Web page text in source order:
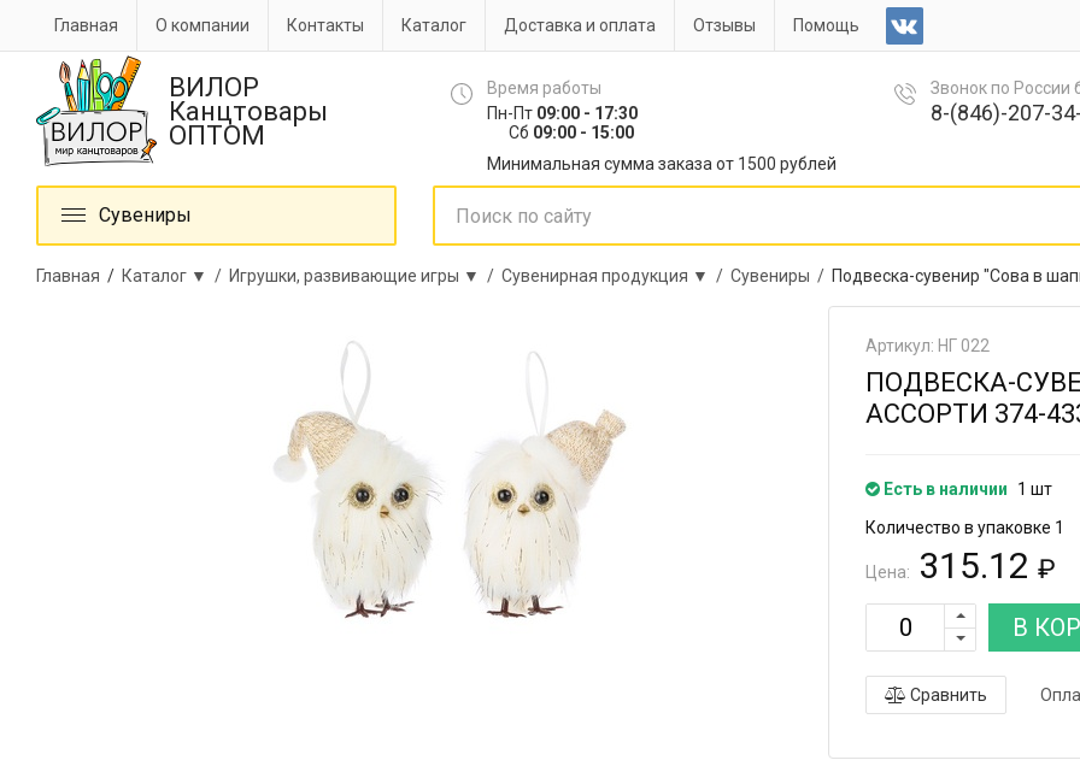
Главная О компании Контакты Каталог Доставка и оплата Отзывы Помощь
ВИЛОР
Канцтовары
ОПТОМ
Время работы
Пн-Пт 09:00 - 17:30
Сб 09:00 - 15:00
Минимальная сумма заказа от 1500 рублей
Звонок по России
8-(846)-207-
Сувениры
Главная / Каталог ▼ / Игрушки, развивающие игры ▼ / Сувенирная продукция ▼ / Сувениры / Подвеска-сувенир "Сова в
Артикул: НГ 022
ПОДВЕСКА-
АССОРТИ 374-
Есть в наличии
1 шт
Количество в упаковке 1
Цена: 315.12 ₽
В
Сравнить